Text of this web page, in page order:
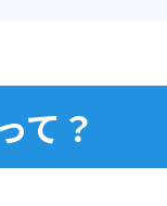
て？